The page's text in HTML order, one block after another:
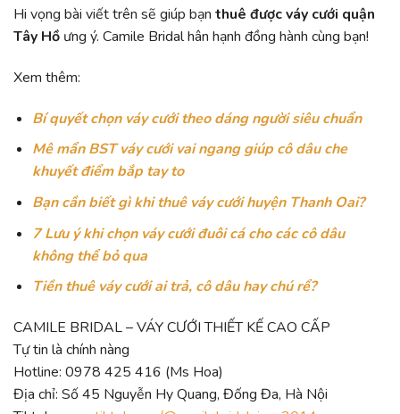
Hi vọng bài viết trên sẽ giúp bạn thuê được váy cưới quận
Tây Hồ ưng ý. Camile Bridal hân hạnh đồng hành cùng bạn!
Xem thêm:
Bí quyết chọn váy cưới theo dáng người siêu chuẩn
Mê mẩn BST váy cưới vai ngang giúp cô dâu che
khuyết điểm bắp tay to
Bạn cần biết gì khi thuê váy cưới huyện Thanh Oai?
7 Lưu ý khi chọn váy cưới đuôi cá cho các cô dâu
không thể bỏ qua
Tiền thuê váy cưới ai trả, cô dâu hay chú rể?
CAMILE BRIDAL – VÁY CƯỚI THIẾT KẾ CAO CẤP
Tự tin là chính nàng
Hotline: 0978 425 416 (Ms Hoa)
Địa chỉ: Số 45 Nguyễn Hy Quang, Đống Đa, Hà Nội